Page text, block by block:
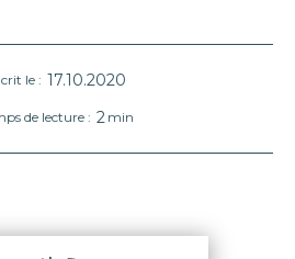
le : 17.10.2020
de lecture : 2 min